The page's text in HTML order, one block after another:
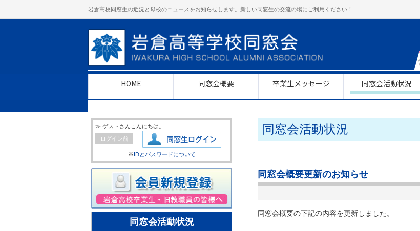
岩倉高校同窓生の近況と母校のニュースをお知らせします。新しい同窓生の交流の場にご利用ください！
HOME 同窓会概要 卒業生メッセージ 同窓会活動状況
同窓会活動状況
同窓会概要更新のお知らせ
同窓会概要の下記の内容を更新しました。
≫ ゲストさんこんにちは。
ログイン前
※ IDとパスワードについて
同窓会活動状況